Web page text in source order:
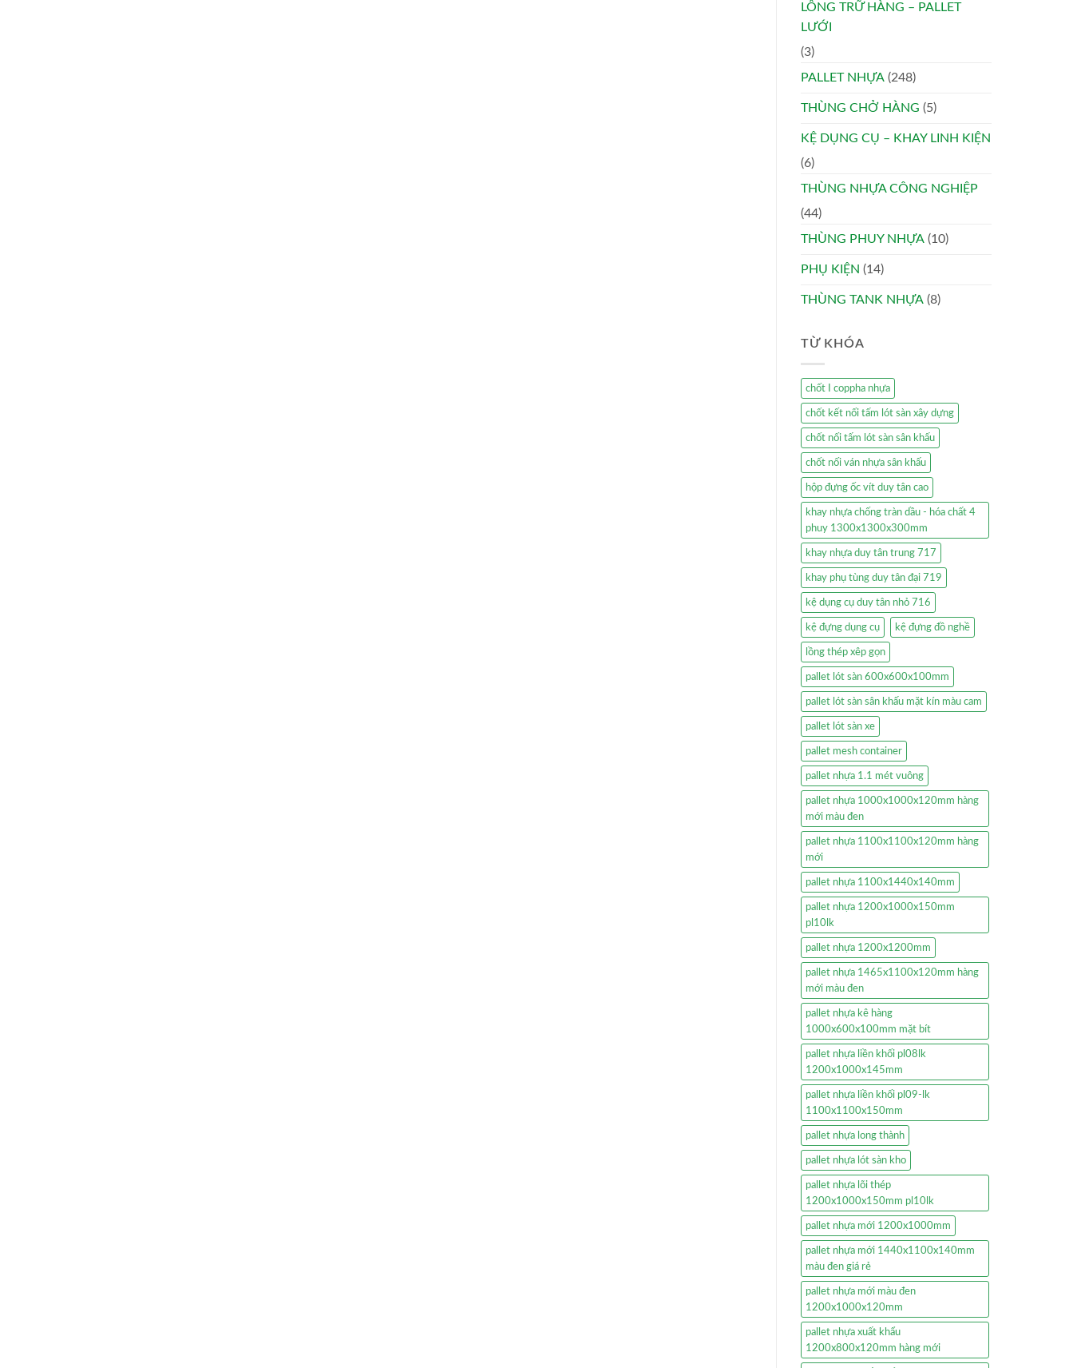
LỒNG TRỮ HÀNG – PALLET
LƯỚI
(3)
PALLET NHỰA (248)
THÙNG CHỞ HÀNG (5)
KỆ DỤNG CỤ – KHAY LINH KIỆN
(6)
THÙNG NHỰA CÔNG NGHIỆP
(44)
THÙNG PHUY NHỰA (10)
PHỤ KIỆN (14)
THÙNG TANK NHỰA (8)
TỪ KHÓA
chốt I coppha nhựa
chốt kết nối tấm lót sàn xây dựng
chốt nối tấm lót sàn sân khấu
chốt nối ván nhựa sân khấu
hộp đựng ốc vít duy tân cao
khay nhựa chống tràn dầu - hóa chất 4
phuy 1300x1300x300mm
khay nhựa duy tân trung 717
khay phụ tùng duy tân đại 719
kệ dụng cụ duy tân nhỏ 716
kệ đựng dụng cụ kệ đựng đồ nghề
lồng thép xêp gọn
pallet lót sàn 600x600x100mm
pallet lót sàn sân khấu mặt kín màu cam
pallet lót sàn xe
pallet mesh container
pallet nhựa 1.1 mét vuông
pallet nhựa 1000x1000x120mm hàng
mới màu đen
pallet nhựa 1100x1100x120mm hàng
mới
pallet nhựa 1100x1440x140mm
pallet nhựa 1200x1000x150mm
pl10lk
pallet nhựa 1200x1200mm
pallet nhựa 1465x1100x120mm hàng
mới màu đen
pallet nhựa kê hàng
1000x600x100mm mặt bít
pallet nhựa liền khối pl08lk
1200x1000x145mm
pallet nhựa liền khối pl09-lk
1100x1100x150mm
pallet nhựa long thành
pallet nhựa lót sàn kho
pallet nhựa lõi thép
1200x1000x150mm pl10lk
pallet nhựa mới 1200x1000mm
pallet nhựa mới 1440x1100x140mm
màu đen giá rẻ
pallet nhựa mới màu đen
1200x1000x120mm
pallet nhựa xuất khẩu
1200x800x120mm hàng mới